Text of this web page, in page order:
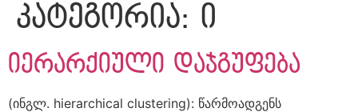
კატეგორია: ი
იერარქიული დაჯგუფება
(ინგლ. hierarchical clustering): წარმოადგენს